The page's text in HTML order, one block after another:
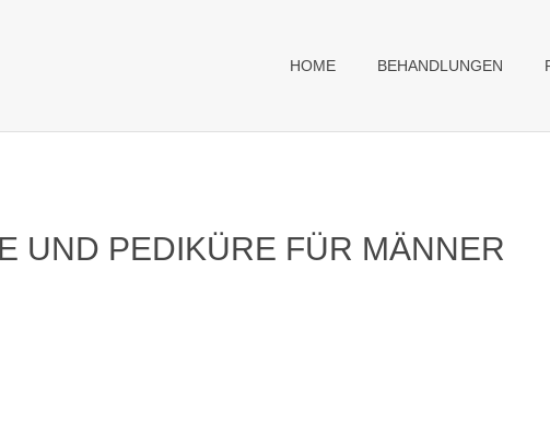
HOME BEHANDLUNGEN
UND PEDIKÜRE FÜR MÄNNER